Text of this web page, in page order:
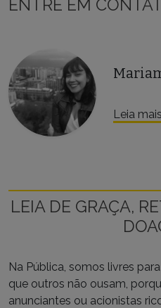
ENTRE EM
Leia
LEIA DE GRAÇA,
Na Pública, somos livres
que outros não ousam,
anunciantes ou acionistas